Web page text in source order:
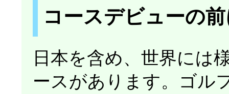
コースデビューの
日本を含め、世界には
ースがあります。ゴル